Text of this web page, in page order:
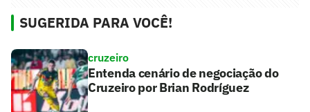
SUGERIDA PARA VOCÊ!
cruzeiro
Entenda cenário de negociação do
Cruzeiro por Brian Rodríguez